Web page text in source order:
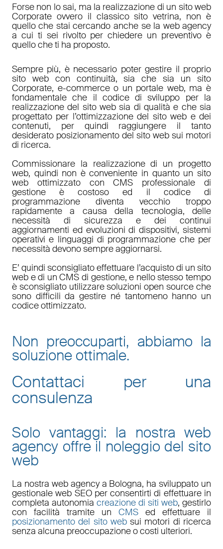
Forse non lo sai, ma la realizzazione di un sito web
Corporate ovvero il classico sito vetrina, non è
quello che stai cercando anche se la web agency
a cui ti sei rivolto per chiedere un preventivo è
quello che ti ha proposto.
Sempre più, è necessario poter gestire il proprio
sito web con continuità, sia che sia un sito
Corporate, e-commerce o un portale web, ma è
fondamentale che il codice di sviluppo per la
realizzazione del sito web sia di qualità e che sia
progettato per l’ottimizzazione del sito web e dei
contenuti, per quindi raggiungere il tanto
desiderato posizionamento del sito web sui motori
di ricerca.
Commissionare la realizzazione di un progetto
web, quindi non è conveniente in quanto un sito
web ottimizzato con CMS professionale di
gestione è costoso ed il codice di
programmazione diventa vecchio troppo
rapidamente a causa della tecnologia, delle
necessità di sicurezza e dei continui
aggiornamenti ed evoluzioni di dispositivi, sistemi
operativi e linguaggi di programmazione che per
necessità devono sempre aggiornarsi.
E’ quindi sconsigliato effettuare l’acquisto di un sito
web e di un CMS di gestione, e nello stesso tempo
è sconsigliato utilizzare soluzioni open source che
sono difficili da gestire né tantomeno hanno un
codice ottimizzato.
Non preoccuparti, abbiamo la
soluzione ottimale.
Contattaci per una
consulenza
Solo vantaggi: la nostra web
agency offre il noleggio del sito
web
La nostra web agency a Bologna, ha sviluppato un
gestionale web SEOper consentirti di effettuare in
completa autonomia creazione di siti web, gestirlo
con facilità tramite un CMS ed effettuare il
posizionamento del sito websui motori di ricerca
senza alcuna preoccupazione o costi ulteriori.